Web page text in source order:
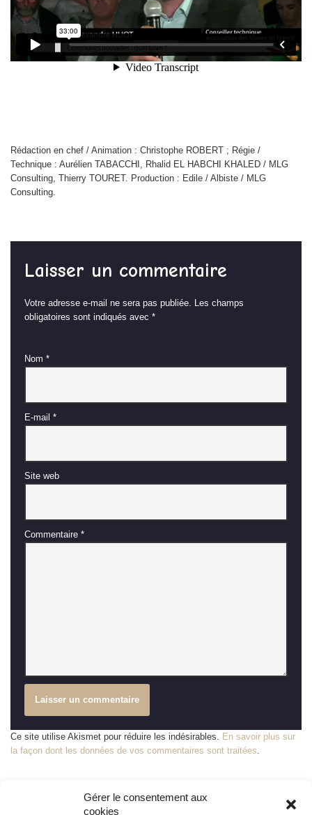
Gérer le consentement aux
cookies
Rédaction en chef / Animation : Christophe ROBERT ; Régie /
Technique : Aurélien TABACCHI, Rhalid EL HABCHI KHALED / MLG
Consulting, Thierry TOURET. Production : Edile / Albiste / MLG
Consulting.
Laisser un commentaire
Votre adresse e-mail ne sera pas publiée. Les champs
obligatoires sont indiqués avec *
Nom *
E-mail *
Site web
Commentaire *
Ce site utilise Akismet pour réduire les indésirables. En savoir plus sur
la façon dont les données de vos commentaires sont traitées.